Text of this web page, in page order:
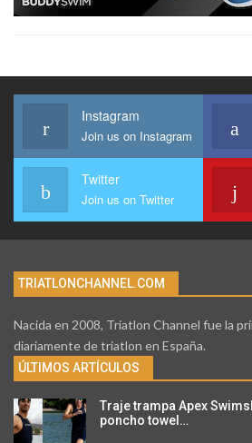
Instagram
Join us on Instagram
Twitter
Join us on Twitter
TRIATLONCHANNEL.COM
Nacida en 2008, Triatlon Channel fue la
diariamente de triatlon en España.
ÚLTIMOS ARTÍCULOS
Traje trampa Apex
poncho towel…